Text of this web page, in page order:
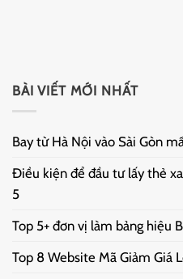
BÀI VIẾT MỚI NHẤT
Bay từ Hà Nội vào Sài Gòn
Điều kiện để đầu tư lấy thẻ
5
Top 5+ đơn vị làm bảng hiệu
Top 8 Website Mã Giảm Giá